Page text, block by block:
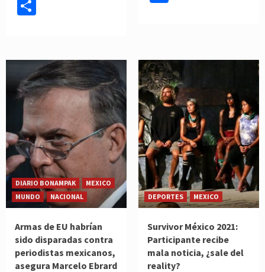
DIARIO BONAMPAK
MEXICO
MUNDO
NACIONAL
Armas de EU habrían
sido disparadas contra
periodistas mexicanos,
asegura Marcelo Ebrard
DEPORTES MEXICO
Survivor México 2021:
Participante recibe
mala noticia, ¿sale del
reality?